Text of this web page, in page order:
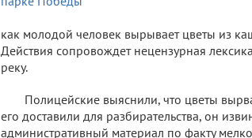
как молодой человек вырывает цветы из
Действия сопровождет нецензурная
реку.
Полицейские выяснили, что цветы
его доставили для разбирательства, он
административный материал по факту